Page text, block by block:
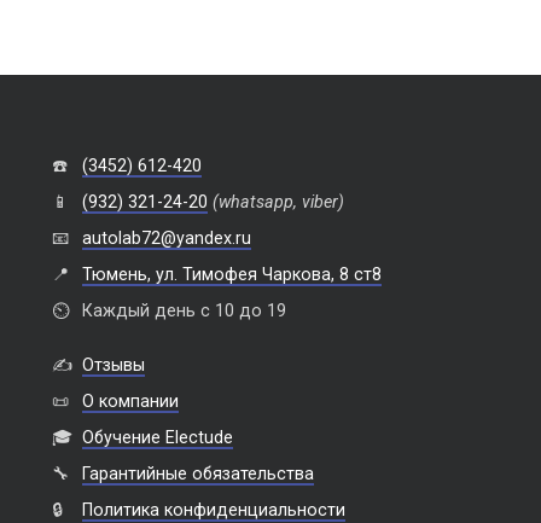
☎️
(3452) 612-420
📱
(932) 321-24-20 (whatsapp, viber)
📧
autolab72@yandex.ru
📍
Тюмень, ул. Тимофея Чаркова, 8 ст8
⏲️
Каждый день с 10 до 19
✍️ Отзывы
📜
О компании
🎓 Обучение Electude
🔧
Гарантийные обязательства
🔒
Политика конфиденциальности